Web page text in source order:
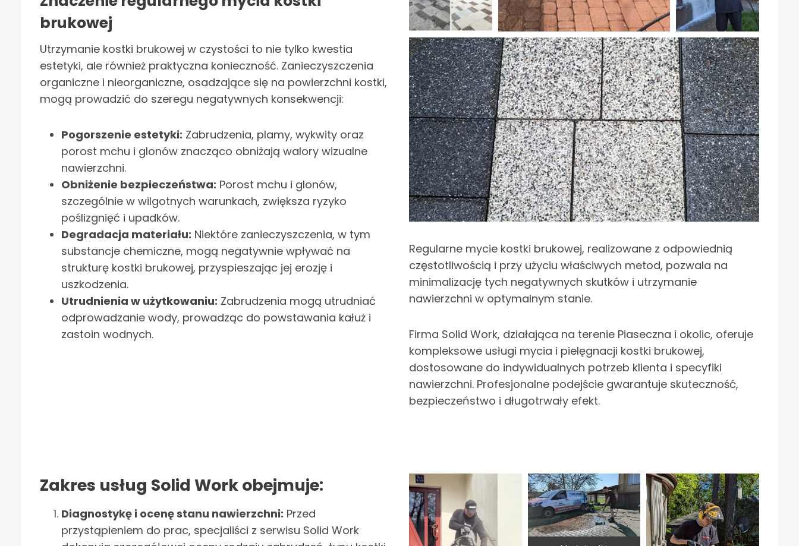
brukowej
Utrzymanie kostki brukowej w czystości to nie tylko kwestia
estetyki, ale również praktyczna konieczność. Zanieczyszczenia
organiczne i nieorganiczne, osadzające się na powierzchni kostki,
mogą prowadzić do szeregu negatywnych konsekwencji:
Pogorszenie estetyki: Zabrudzenia, plamy, wykwity oraz
porost mchu i glonów znacząco obniżają walory wizualne
nawierzchni.
Obniżenie bezpieczeństwa: Porost mchu i glonów,
szczególnie w wilgotnych warunkach, zwiększa ryzyko
poślizgnięć i upadków.
Degradacja materiału: Niektóre zanieczyszczenia, w tym
substancje chemiczne, mogą negatywnie wpływać na
strukturę kostki brukowej, przyspieszając jej erozję i
uszkodzenia.
Utrudnienia w użytkowaniu: Zabrudzenia mogą utrudniać
odprowadzanie wody, prowadząc do powstawania kałuż i
zastoin wodnych.
Regularne mycie kostki brukowej, realizowane z odpowiednią
częstotliwością i przy użyciu właściwych metod, pozwala na
minimalizację tych negatywnych skutków i utrzymanie
nawierzchni w optymalnym stanie.
Firma Solid Work, działająca na terenie Piaseczna i okolic, oferuje
kompleksowe usługi mycia i pielęgnacji kostki brukowej,
dostosowane do indywidualnych potrzeb klienta i specyfiki
nawierzchni. Profesjonalne podejście gwarantuje skuteczność,
bezpieczeństwo i długotrwały efekt.
Zakres usług Solid Work obejmuje:
Diagnostykę i ocenę stanu nawierzchni: Przed
przystąpieniem do prac, specjaliści z serwisu Solid Work